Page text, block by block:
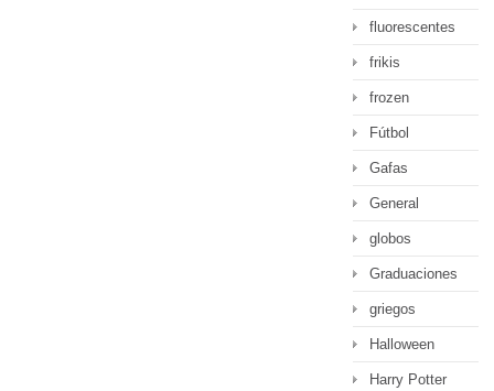
fluorescentes
frikis
frozen
Fútbol
Gafas
General
globos
Graduaciones
griegos
Halloween
Harry Potter